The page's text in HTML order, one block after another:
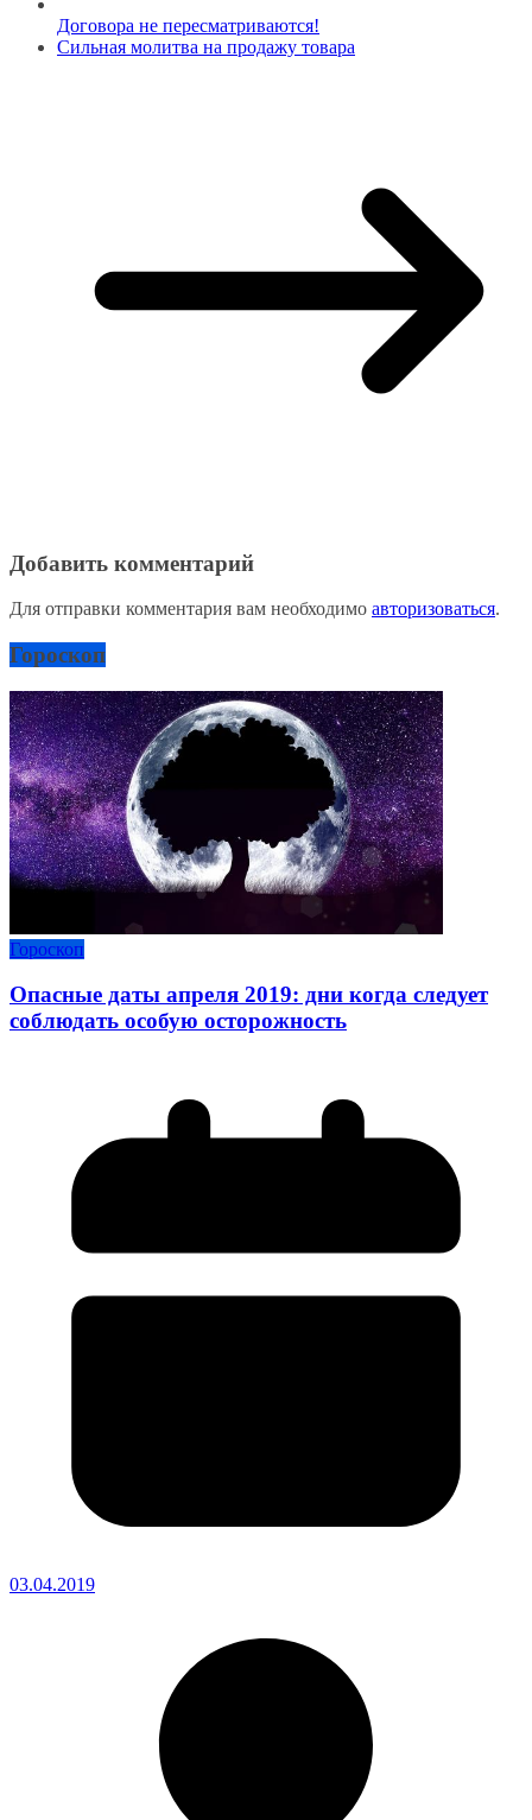
Договора не пересматриваются!
Сильная молитва на продажу товара
Добавить комментарий
Для отправки комментария вам необходимо авторизоваться.
Гороскоп
Гороскоп
Опасные даты апреля 2019: дни когда следует
соблюдать особую осторожность
03.04.2019